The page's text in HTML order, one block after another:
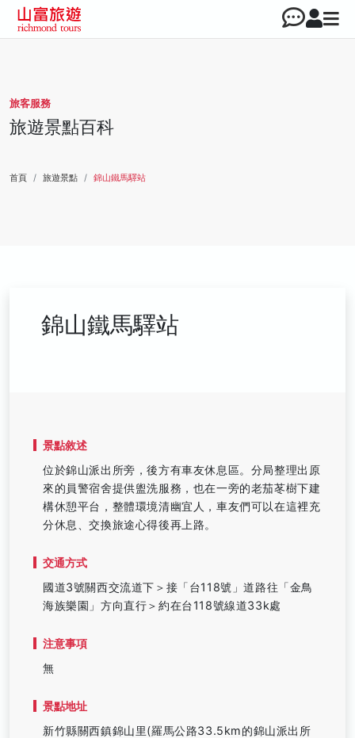
旅客服務
旅遊景點百科
首頁 旅遊景點 錦山鐵馬驛站
錦山鐵馬驛站
景點敘述
位於錦山派出所旁，後方有車友休息區。分局整理出原
來的員警宿舍提供盥洗服務，也在一旁的老茄苳樹下建
構休憩平台，整體環境清幽宜人，車友們可以在這裡充
分休息、交換旅途心得後再上路。
交通方式
國道3號關西交流道下＞接「台118號」道路往「金鳥
海族樂園」方向直行＞約在台118號線道33k處
注意事項
無
景點地址
新竹縣關西鎮錦山里(羅馬公路33.5km的錦山派出所